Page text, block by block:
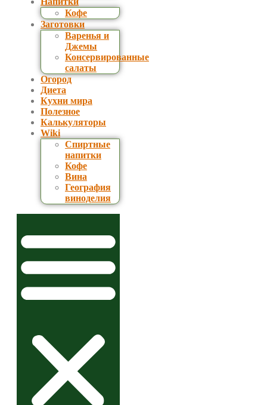
Кофе
Заготовки
Варенья и
Джемы
Консервированные
салаты
Огород
Диета
Кухни мира
Полезное
Калькуляторы
Wiki
Спиртные
напитки
Кофе
Вина
География
виноделия